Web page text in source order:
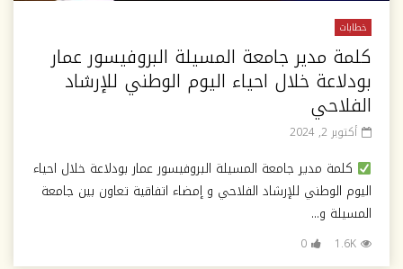
خطابات
كلمة مدير جامعة المسيلة البروفيسور عمار
بودلاعة خلال احياء اليوم الوطني للإرشاد
الفلاحي
أكتوبر 2, 2024
كلمة مدير جامعة المسيلة البروفيسور عمار بودلاعة خلال احياء
اليوم الوطني للإرشاد الفلاحي و إمضاء اتفاقية تعاون بين جامعة
المسيلة و...
1.6K
0